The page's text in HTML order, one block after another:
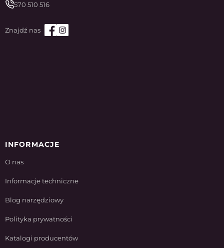
570 510 516
INFORMACJE
O nas
Informacje techniczne
Blog narzędziowy
Polityka prywatności
Katalogi producentów